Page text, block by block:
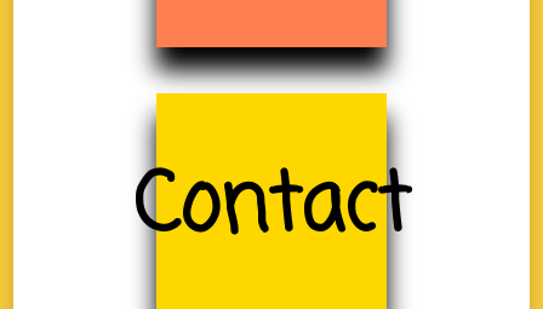
Contact